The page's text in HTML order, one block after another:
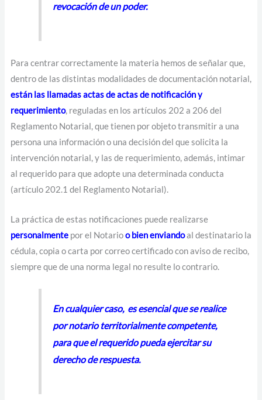
revocación de un poder.
Para centrar correctamente la materia hemos de señalar que,
dentro de las distintas modalidades de documentación notarial,
están las llamadas actas de actas de notificación y
requerimiento, reguladas en los artículos 202 a 206 del
Reglamento Notarial, que tienen por objeto transmitir a una
persona una información o una decisión del que solicita la
intervención notarial, y las de requerimiento, además, intimar
al requerido para que adopte una determinada conducta
(artículo 202.1 del Reglamento Notarial).
La práctica de estas notificaciones puede realizarse
personalmentepor el Notarioo bien enviandoal destinatario la
cédula, copia o carta por correo certificado con aviso de recibo,
siempre que de una norma legal no resulte lo contrario.
En cualquier caso, es esencial que se realice
por notario territorialmente competente,
para que el requerido pueda ejercitar su
derecho de respuesta.